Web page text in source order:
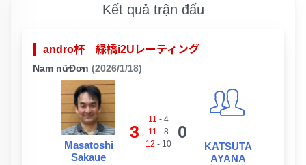
Kết quả trận đấu
andro杯 緑橋i2Uレーティング
Nam nữĐơn (2026/1/18)
Masatoshi
Sakaue
3
11 - 4
11 - 8
12 - 10
0
KATSUTA
AYANA